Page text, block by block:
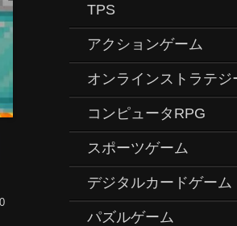
TPS
アクションゲーム
オンラインストラテジ
コンピュータRPG
スポーツゲーム
デジタルカードゲーム
パズルゲーム